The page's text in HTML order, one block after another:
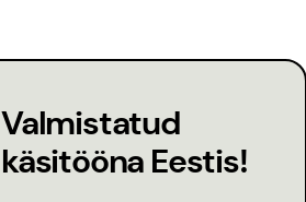
Valmistatud
käsitööna Eestis!